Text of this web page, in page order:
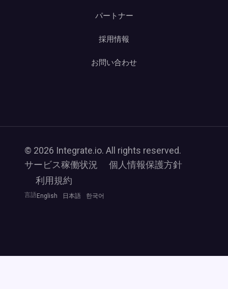
パートナー
採用情報
お問い合わせ
© 2026 Integrate.io. All rights reserved.
サービス稼働状況
個人情報保護方針
利用規約
言語 English 日本語 한국어